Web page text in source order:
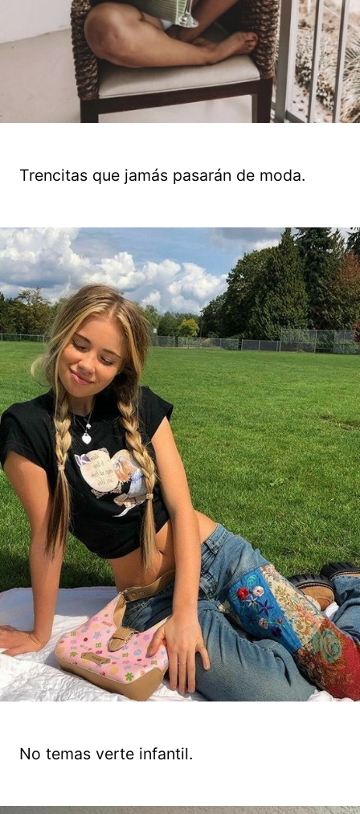
Trencitas que jamás pasarán de moda.
No temas verte infantil.